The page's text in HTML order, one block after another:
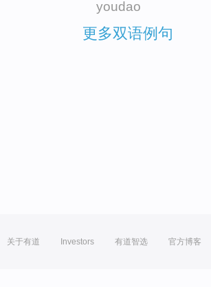
youdao
更多双语例句
关于有道 Investors 有道智选 官方博客